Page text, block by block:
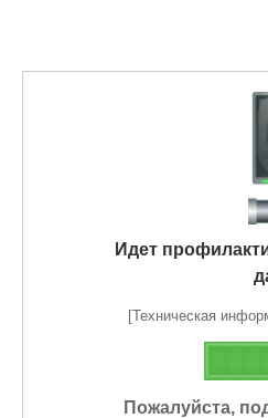
Идет
[Техническая
Пожалуйста,